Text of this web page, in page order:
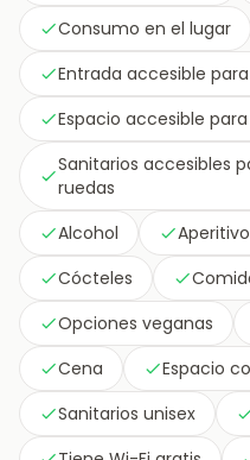
Consumo en el lugar
Entrada accesible
Espacio accesible
Sanitarios accesibles
ruedas
Alcohol
Cócteles
Opciones veganas
Cena
Espacio
Sanitarios unisex